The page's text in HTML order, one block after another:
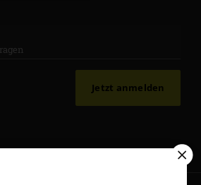
Jetzt anmelden